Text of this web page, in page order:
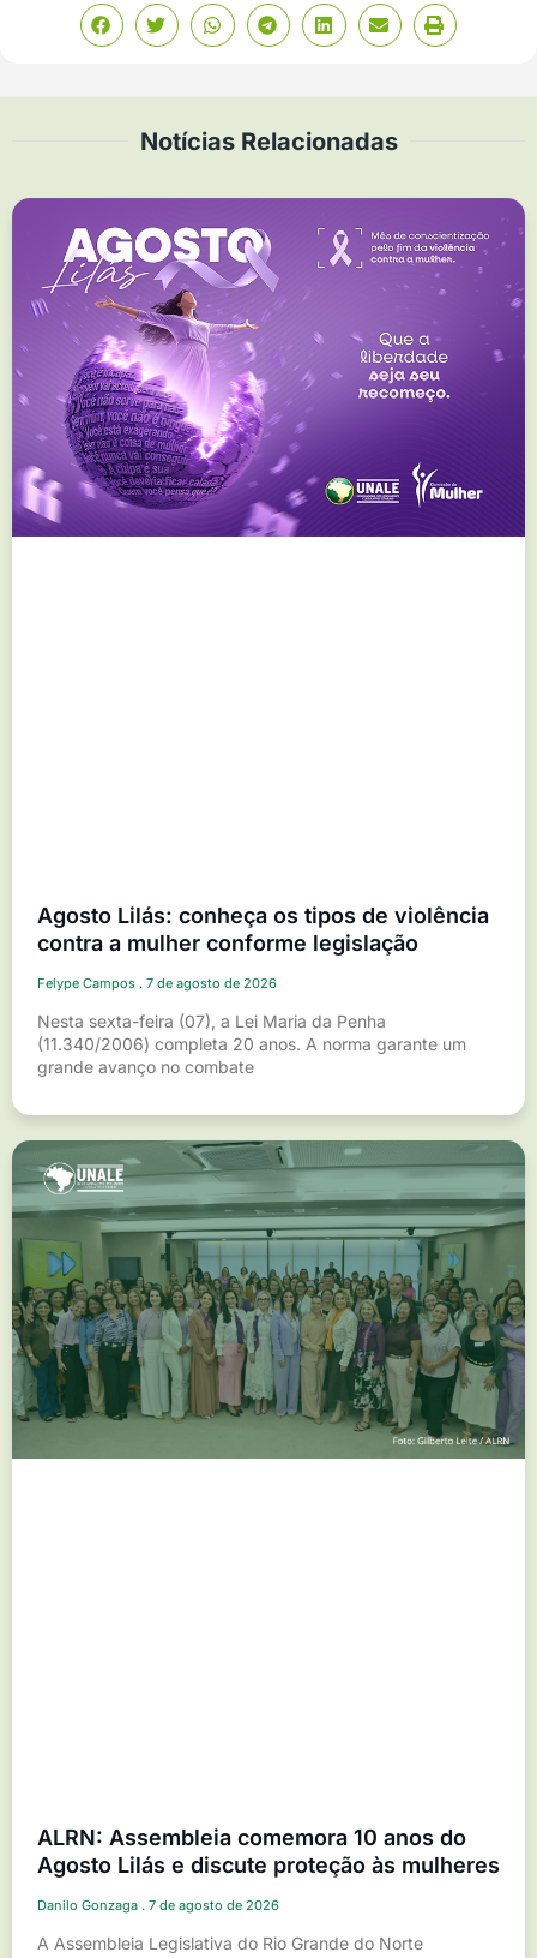
Notícias Relacionadas
Agosto Lilás: conheça os tipos de violência
contra a mulher conforme legislação
Felype Campos 7 de agosto de 2026
Nesta sexta-feira (07), a Lei Maria da Penha
(11.340/2006) completa 20 anos. A norma garante um
grande avanço no combate
ALRN: Assembleia comemora 10 anos do
Agosto Lilás e discute proteção às mulheres
Danilo Gonzaga 7 de agosto de 2026
A Assembleia Legislativa do Rio Grande do Norte